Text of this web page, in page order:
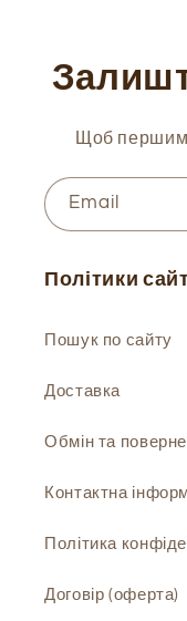
Щоб
Email
Політики
Пошук по сайту
Доставка
Обмін та
Контактна
Політика
Договір (оферта)